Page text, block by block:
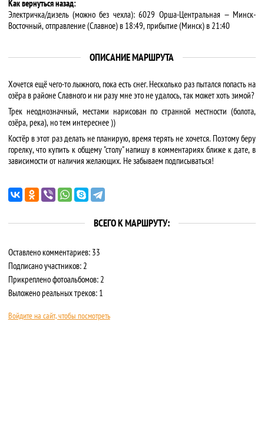
Как вернуться назад:
Электричка/дизель (можно без чехла): 6029 Орша-Центральная — Минск-
Восточный, отправление (Славное) в 18:49, прибытие (Минск) в 21:40
ОПИСАНИЕ МАРШРУТА
Хочется ещё чего-то лыжного, пока есть снег. Несколько раз пытался попасть на
озёра в районе Славного и ни разу мне это не удалось, так может хоть зимой?
Трек неоднозначный, местами нарисован по странной местности (болота,
озёра, река), но тем интереснее ))
Костёр в этот раз делать не планирую, время терять не хочется. Поэтому беру
горелку, что купить к общему "столу" напишу в комментариях ближе к дате, в
зависимости от наличия желающих. Не забываем подписываться!
ВСЕГО К МАРШРУТУ:
Оставлено комментариев: 33
Подписано участников: 2
Прикреплено фотоальбомов: 2
Выложено реальных треков: 1
Войдите на сайт, чтобы посмотреть